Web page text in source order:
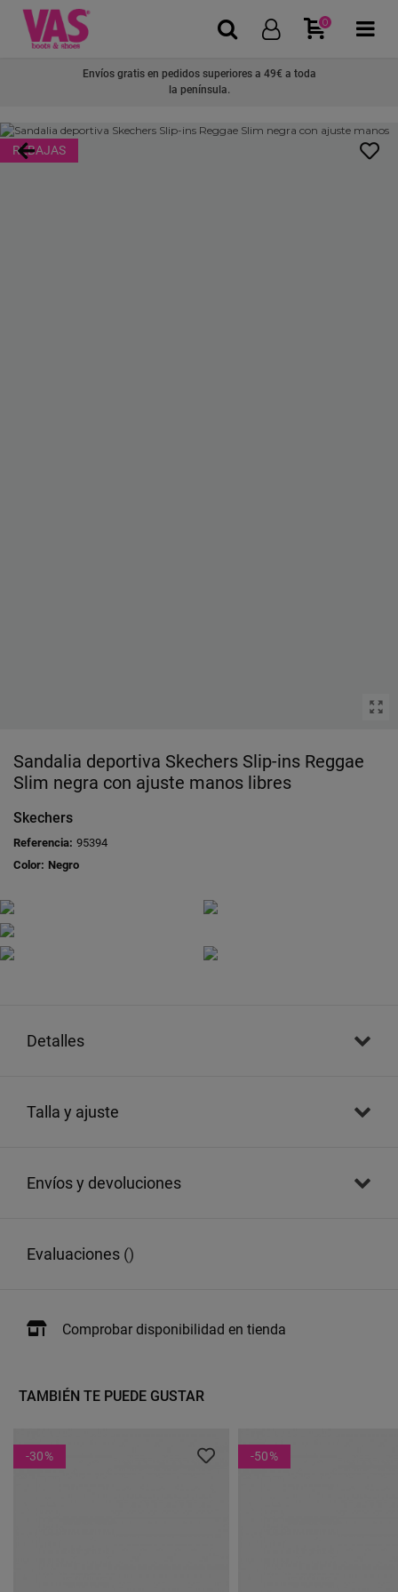
0
Envíos gratis en pedidos superiores a 49€ a toda
la península.
REBAJAS
Sandalia deportiva Skechers Slip-ins Reggae
Slim negra con ajuste manos libres
Skechers
Referencia: 95394
Color: Negro
detalles
talla y ajuste
envíos y devoluciones
evaluaciones ()
Comprobar disponibilidad en tienda
TAMBIÉN TE PUEDE GUSTAR
-30% -50%